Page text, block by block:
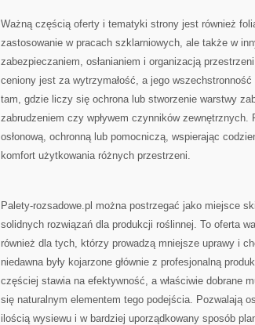
Ważną częścią oferty i tematyki strony jest również
zastosowanie w pracach szklarniowych, ale także w
zabezpieczaniem, osłanianiem i organizacją
ceniony jest za wytrzymałość, a jego
tam, gdzie liczy się ochrona lub stworzenie warstwy
zabrudzeniem czy wpływem czynników zewnętrznych.
osłonową, ochronną lub pomocniczą, wspierając
komfort użytkowania różnych przestrzeni.
Palety-rozsadowe.pl można postrzegać jako miejsce
solidnych rozwiązań dla produkcji roślinnej. To oferta
również dla tych, którzy prowadzą mniejsze uprawy i
niedawna były kojarzone głównie z profesjonalną
częściej stawia na efektywność, a właściwie dobrane
się naturalnym elementem tego podejścia. Pozwalają
ilością wysiewu i w bardziej uporządkowany sposób